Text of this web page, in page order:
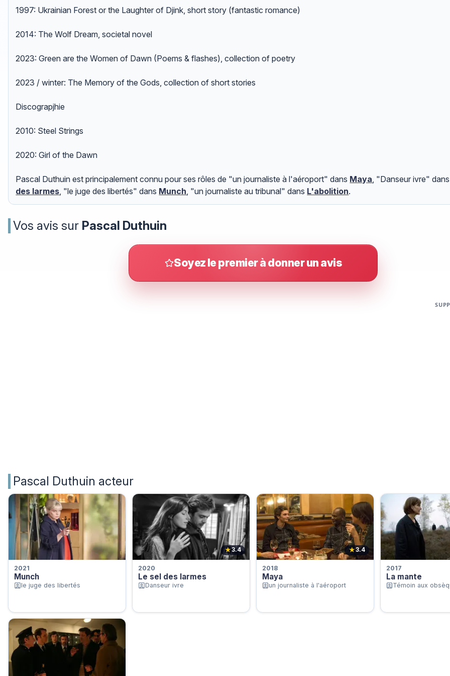
1997: Ukrainian Forest or the Laughter of Djink, short story (fantastic romance)
2014: The Wolf Dream, societal novel
2023: Green are the Women of Dawn (Poems & flashes), collection of poetry
2023 / winter: The Memory of the Gods, collection of short stories
Discograpjhie
2010: Steel Strings
2020: Girl of the Dawn
Pascal Duthuin est principalement connu pour ses rôles de "un journaliste à l'aéroport" dans Maya, "Danseur ivre"
des larmes, "le juge des libertés" dans Munch, "un journaliste au tribunal" dans L'abolition.
Vos avis sur Pascal Duthuin
Soyez le premier à donner un avis
Pascal Duthuin acteur
2021
Munch
le juge des libertés
★3.4
2020
Le sel des larmes
Danseur ivre
★3.4
2018
Maya
un journaliste à l'aéroport
2017
La mante
Témoin aux